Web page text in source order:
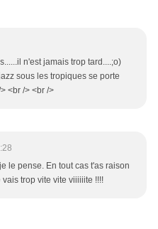
n'est jamais trop tard....;o)
sous les tropiques se porte
<br /> <br />
le pense. En tout cas t'as raison
trop vite vite viiiiiite !!!!